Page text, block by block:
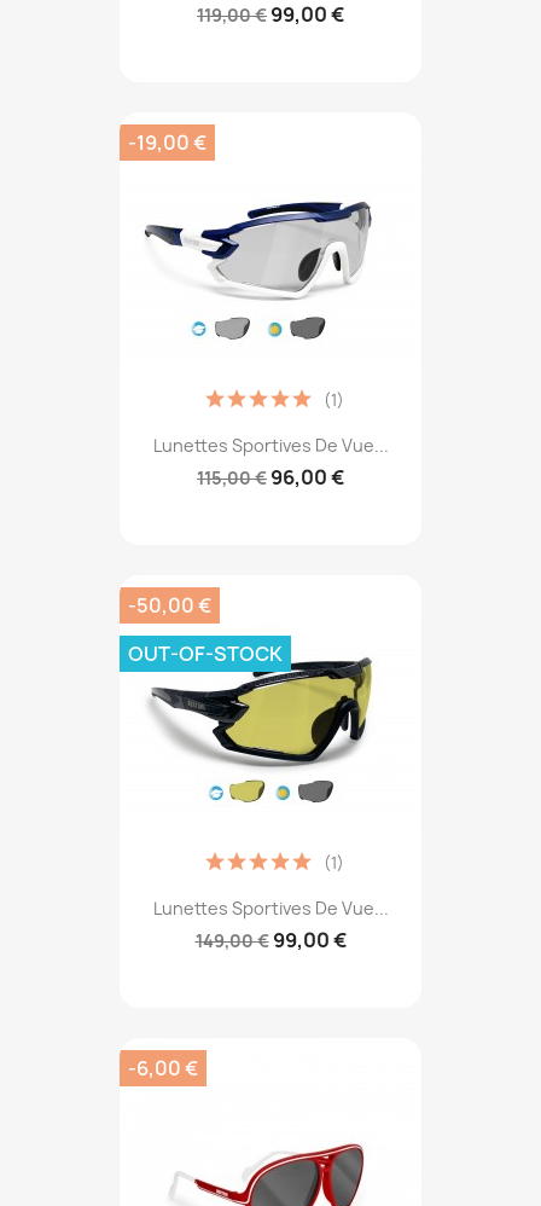
119,00 € 99,00 €
Lunettes Sportives De Vue...
115,00 € 96,00 €
(1)
-19,00 €
Lunettes Sportives De Vue...
149,00 € 99,00 €
(1)
-50,00 €
OUT-OF-STOCK
-6,00 €